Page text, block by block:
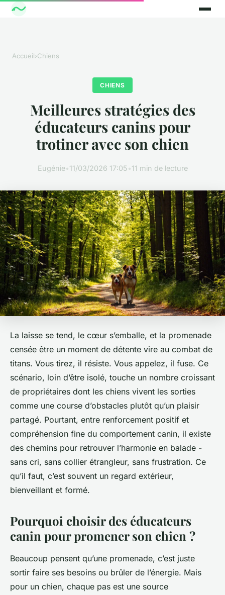
Accueil›Chiens
CHIENS
Meilleures stratégies des
éducateurs canins pour
trotiner avec son chien
Eugénie•11/03/2026 17:05•11 min de lecture
La laisse se tend, le cœur s’emballe, et la promenade
censée être un moment de détente vire au combat de
titans. Vous tirez, il résiste. Vous appelez, il fuse. Ce
scénario, loin d’être isolé, touche un nombre croissant
de propriétaires dont les chiens vivent les sorties
comme une course d’obstacles plutôt qu’un plaisir
partagé. Pourtant, entre renforcement positif et
compréhension fine du comportement canin, il existe
des chemins pour retrouver l’harmonie en balade -
sans cri, sans collier étrangleur, sans frustration. Ce
qu’il faut, c’est souvent un regard extérieur,
bienveillant et formé.
Pourquoi choisir des éducateurs
canin pour promener son chien ?
Beaucoup pensent qu’une promenade, c’est juste
sortir faire ses besoins ou brûler de l’énergie. Mais
pour un chien, chaque pas est une source